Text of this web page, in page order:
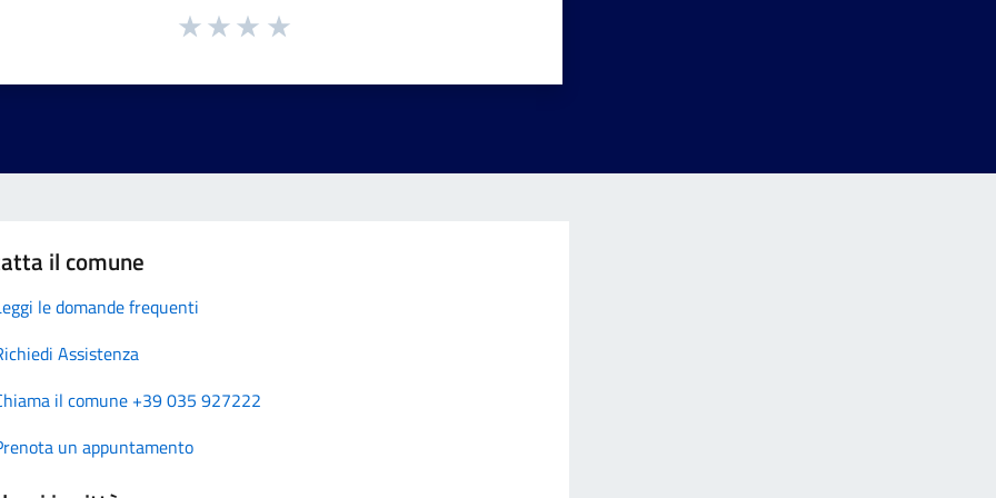
il comune
le domande frequenti
Assistenza
il comune +39 035 927222
un appuntamento